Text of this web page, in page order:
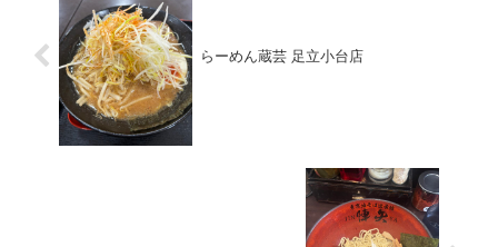
らーめん蔵芸 足立小台店